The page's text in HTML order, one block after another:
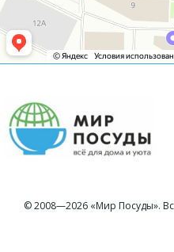
© 2008—2026 «Мир Посуды».